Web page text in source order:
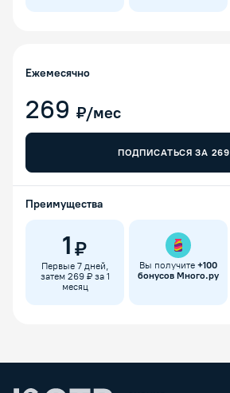
Ежемесячно
269 ₽/мес
ПОДПИСАТЬСЯ ЗА 269
Преимущества
1 ₽
Первые 7 дней,
затем 269 ₽ за 1
месяц
Вы получите +100
бонусов Много.ру